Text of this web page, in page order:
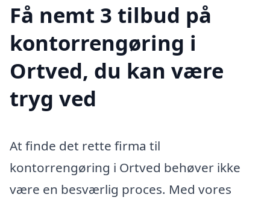
Få nemt 3 tilbud på
kontorrengøring i
Ortved, du kan være
tryg ved
At finde det rette firma til
kontorrengøring i Ortved behøver ikke
være en besværlig proces. Med vores